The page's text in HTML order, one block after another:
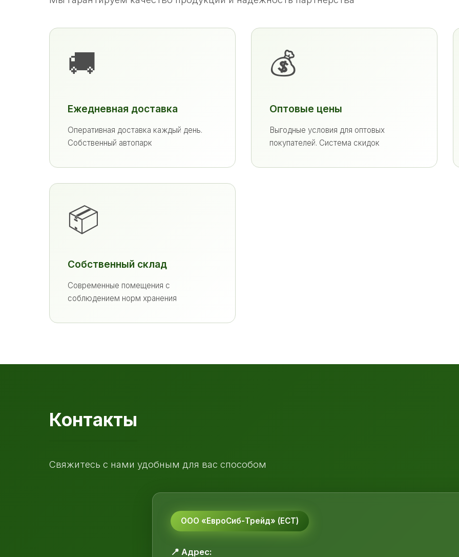
🚚
Ежедневная доставка
Оперативная доставка каждый день.
Собственный автопарк
💰
Оптовые цены
Выгодные условия для оптовых
покупателей. Система скидок
📦
Собственный склад
Современные помещения с
соблюдением норм хранения
Контакты
Свяжитесь с нами удобным для вас способом
ООО «ЕвроСиб-Трейд» (ЕСТ)
📍 Адрес: